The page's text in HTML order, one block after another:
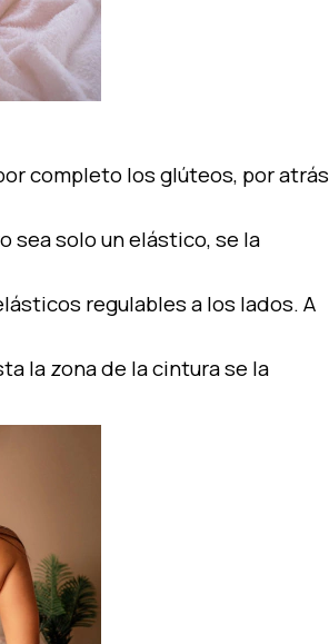
completo los glúteos, por atrás
sea solo un elástico, se la
regulables a los lados. A
la zona de la cintura se la